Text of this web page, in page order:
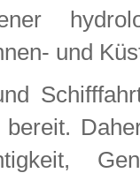
und
bereit.